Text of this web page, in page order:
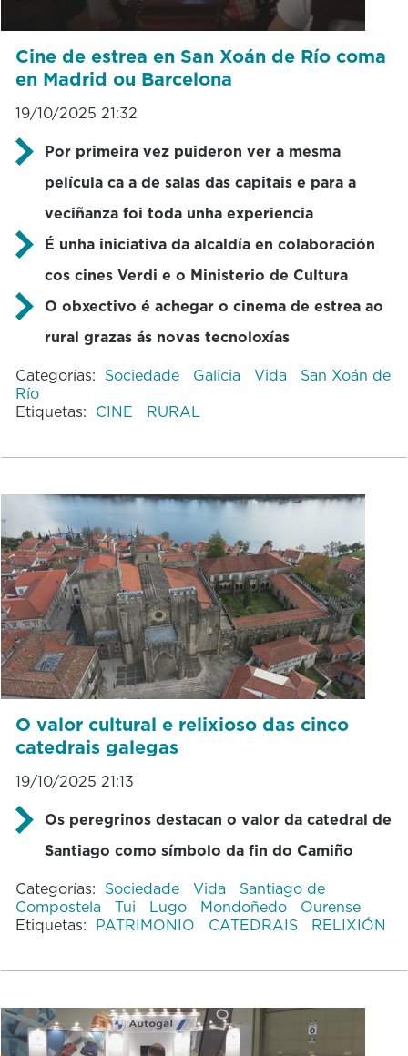
Cine de estrea en San Xoán de Río coma
en Madrid ou Barcelona
19/10/2025 21:32
Por primeira vez puideron ver a mesma
película ca a de salas das capitais e para a
veciñanza foi toda unha experiencia
É unha iniciativa da alcaldía en colaboración
cos cines Verdi e o Ministerio de Cultura
O obxectivo é achegar o cinema de estrea ao
rural grazas ás novas tecnoloxías
Categorías: Sociedade Galicia Vida
San Xoán de
Río
Etiquetas: CINE RURAL
O valor cultural e relixioso das cinco
catedrais galegas
19/10/2025 21:13
Os peregrinos destacan o valor da catedral de
Santiago como símbolo da fin do Camiño
Categorías: Sociedade Vida
Santiago de
Compostela
Tui Lugo Mondoñedo
Ourense
Etiquetas: PATRIMONIO CATEDRAIS RELIXIÓN